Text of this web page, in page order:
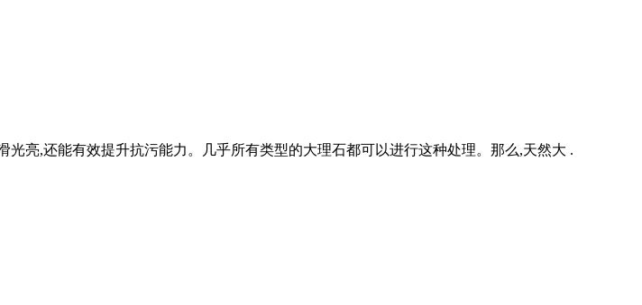
亮,还能有效提升抗污能力。几乎所有类型的大理石都可以进行这种处理。那么,天然大 .